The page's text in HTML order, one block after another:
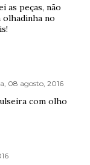
as peças, não
olhadinha no
08 agosto, 2016
com olho